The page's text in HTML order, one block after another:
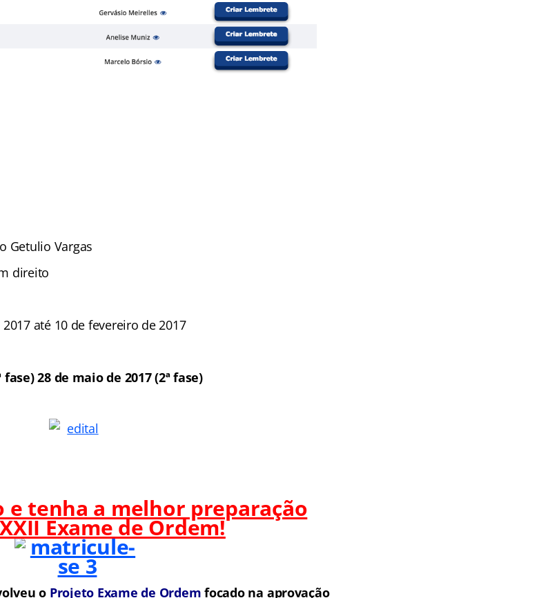
Getulio Vargas
direito
até 10 de fevereiro de 2017
28 de maio de 2017 (2ª fase)
e tenha a melhor preparação
Exame de Ordem!
o Projeto Exame de Ordem focado na aprovação